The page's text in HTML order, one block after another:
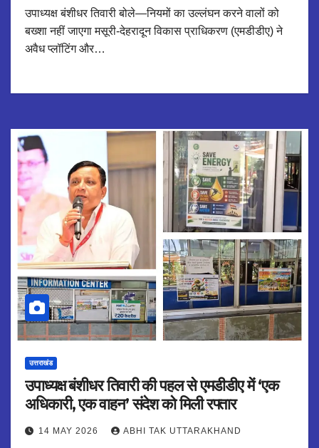
उपाध्यक्ष बंशीधर तिवारी बोले—नियमों का उल्लंघन करने वालों को
बख्शा नहीं जाएगा मसूरी-देहरादून विकास प्राधिकरण (एमडीडीए) ने
अवैध प्लॉटिंग और…
उत्तराखंड
उपाध्यक्ष बंशीधर तिवारी की पहल से एमडीडीए में ‘एक
अधिकारी, एक वाहन’ संदेश को मिली रफ्तार
14 MAY 2026 ABHI TAK UTTARAKHAND